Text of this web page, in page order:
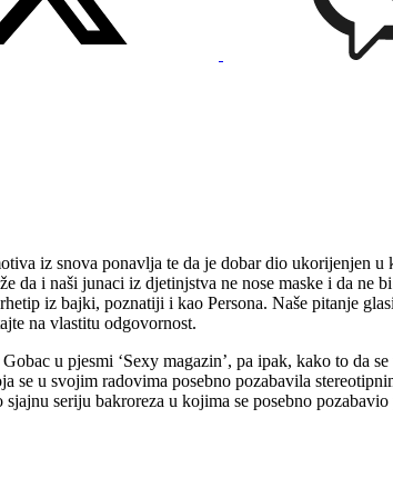
iz snova ponavlja te da je dobar dio ukorijenjen
da i naši junaci iz djetinjstva ne nose maske i da
iz bajki, poznatiji i kao Persona. Naše pitanje
na vlastitu odgovornost.
u pjesmi ‘Sexy magazin’, pa ipak, kako to da
se u svojim radovima posebno pozabavila
seriju bakroreza u kojima se posebno